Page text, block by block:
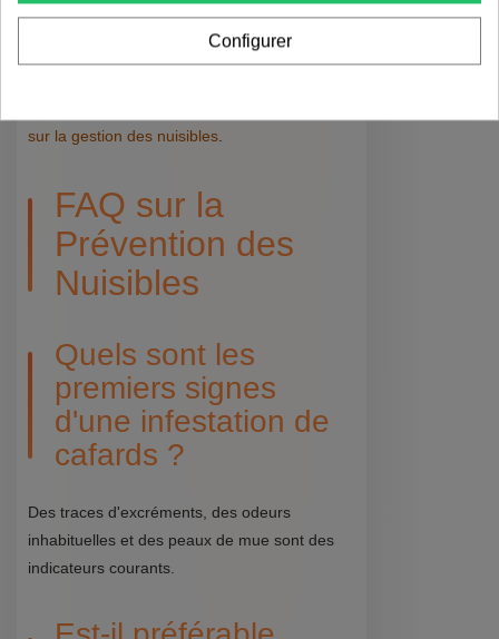
stratégies, vous pouvez protéger votre
entreprise contre les pertes économiques et
sur la gestion des nuisibles
FAQ sur la
Prévention des
Nuisibles
Quels sont les
premiers signes
d'une infestation de
cafards ?
Des traces d'excréments, des odeurs
inhabituelles et des peaux de mue sont des
indicateurs courants.
Configurer